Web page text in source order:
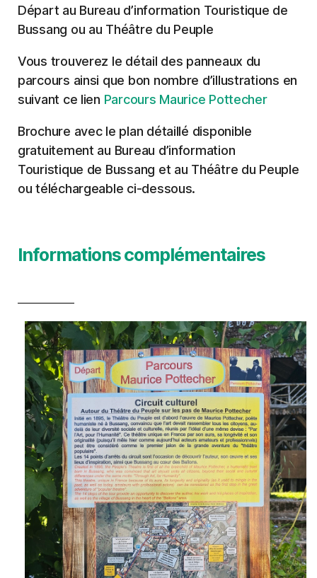
Départ au Bureau d’information Touristique de
Bussang ou au Théâtre du Peuple
Vous trouverez le détail des panneaux du
parcours ainsi que bon nombre d’illustrations en
suivant ce lien Parcours Maurice Pottecher
Brochure avec le plan détaillé disponible
gratuitement au Bureau d’information
Touristique de Bussang et au Théâtre du Peuple
ou téléchargeable ci-dessous.
Informations complémentaires